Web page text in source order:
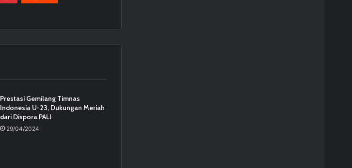
Prestasi Gemilang Timnas
Indonesia U-23, Dukungan Meriah
dari Dispora PALI
29/04/2024